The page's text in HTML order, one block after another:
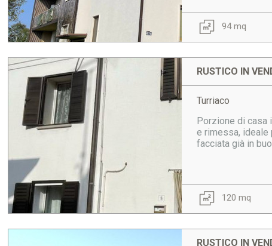
94 mq
RUSTICO IN
Turriaco
Porzione di casa
e rimessa, ideale
facciata già in
120 mq
RUSTICO IN